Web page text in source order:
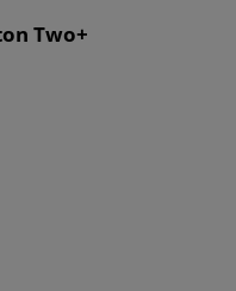
Two+